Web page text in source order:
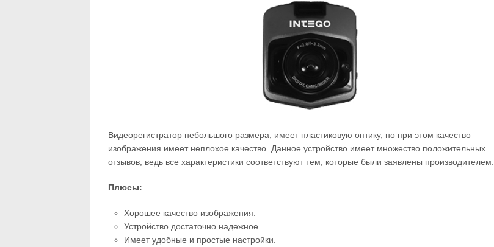
Видеорегистратор небольшого размера, имеет пластиковую оптику, но при этом качество
изображения имеет неплохое качество. Данное устройство имеет множество положительных
отзывов, ведь все характеристики соответствуют тем, которые были заявлены производителем.
Плюсы:
Хорошее качество изображения.
Устройство достаточно надежное.
Имеет удобные и простые настройки.